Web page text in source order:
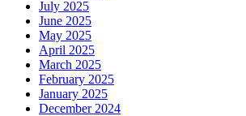
July 2025
June 2025
May 2025
April 2025
March 2025
February 2025
January 2025
December 2024